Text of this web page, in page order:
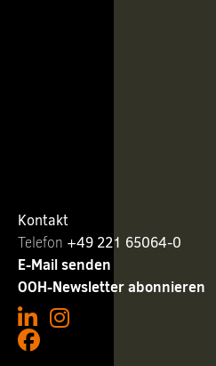
Kontakt
Telefon ‭ +49 221 65064-0
E-Mail senden
OOH-Newsletter abonnieren